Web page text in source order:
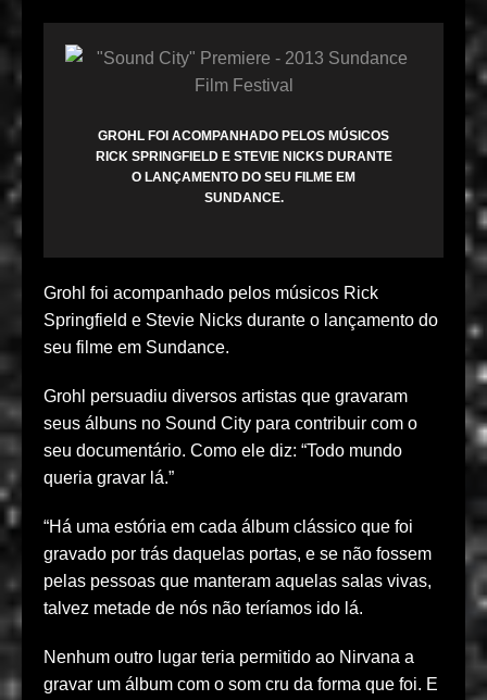
GROHL FOI ACOMPANHADO PELOS MÚSICOS
RICK SPRINGFIELD E STEVIE NICKS DURANTE
O LANÇAMENTO DO SEU FILME EM
SUNDANCE.
Grohl foi acompanhado pelos músicos Rick
Springfield e Stevie Nicks durante o lançamento do
seu filme em Sundance.
Grohl persuadiu diversos artistas que gravaram
seus álbuns no Sound City para contribuir com o
seu documentário. Como ele diz: “Todo mundo
queria gravar lá.”
“Há uma estória em cada álbum clássico que foi
gravado por trás daquelas portas, e se não fossem
pelas pessoas que manteram aquelas salas vivas,
talvez metade de nós não teríamos ido lá.
Nenhum outro lugar teria permitido ao Nirvana a
gravar um álbum com o som cru da forma que foi. E